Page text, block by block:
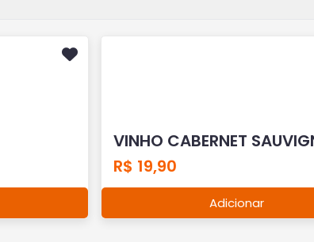
VINHO CABERNET
R$ 19,90
Adicionar